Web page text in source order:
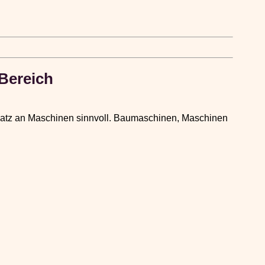
an Maschinen sinnvoll. Baumaschinen, Maschinen